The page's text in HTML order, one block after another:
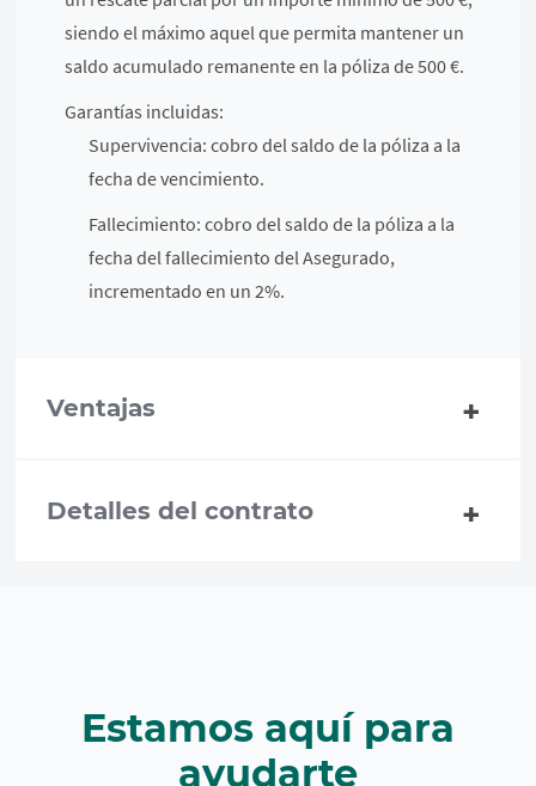
siendo el máximo aquel que permita mantener un
saldo acumulado remanente en la póliza de 500 €.
Garantías incluidas:
Supervivencia: cobro del saldo de la póliza a la
fecha de vencimiento.
Fallecimiento: cobro del saldo de la póliza a la
fecha del fallecimiento del Asegurado,
incrementado en un 2%.
Ventajas
Detalles del contrato
Estamos aquí para
ayudarte